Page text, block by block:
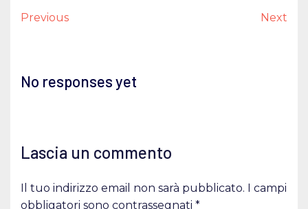
Previous Next
No responses yet
Lascia un commento
Il tuo indirizzo email non sarà pubblicato.
I campi
obbligatori sono contrassegnati *